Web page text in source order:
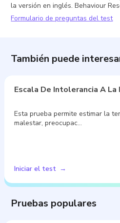
la versión en inglés. Behaviour
Formulario de preguntas del test
También puede
Escala De Intolerancia A
Esta prueba permite estimar la
malestar, preocupac…
Iniciar el test
Pruebas populares